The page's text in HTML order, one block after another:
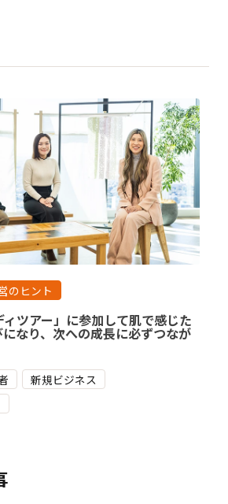
のヒント
ィツアー」に参加して肌で感じた
なり、次への成長に必ずつなが
新規ビジネス